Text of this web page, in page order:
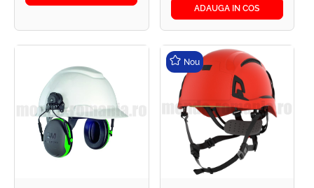
ADAUGA IN COS
Nou